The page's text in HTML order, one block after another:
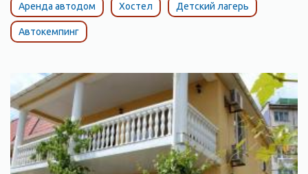
Аренда автодом Хостел Детский лагерь
Автокемпинг